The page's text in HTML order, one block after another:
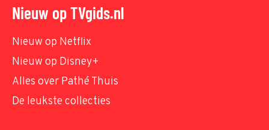
Nieuw op TVgids.nl
Nieuw op Netflix
Nieuw op Disney+
Alles over Pathé Thuis
De leukste collecties